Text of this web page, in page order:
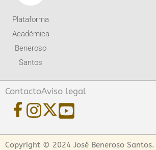
Plataforma
Académica
Beneroso
Santos
ContactoAviso legal
Copyright © 2024 José Beneroso Santos.